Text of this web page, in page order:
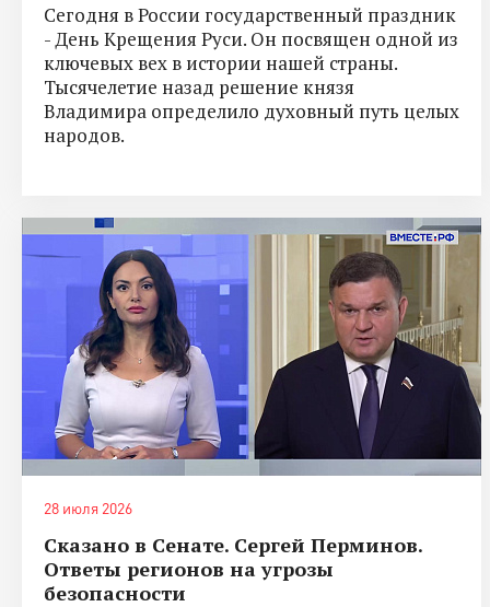
Сегодня в России государственный праздник
- День Крещения Руси. Он посвящен одной из
ключевых вех в истории нашей страны.
Тысячелетие назад решение князя
Владимира определило духовный путь целых
народов.
28 июля 2026
Сказано в Сенате. Сергей Перминов.
Ответы регионов на угрозы
безопасности